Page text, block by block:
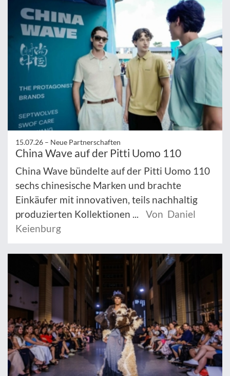
15.07.26 – Neue Partnerschaften
China Wave auf der Pitti Uomo 110
China Wave bündelte auf der Pitti Uomo 110
sechs chinesische Marken und brachte
Einkäufer mit innovativen, teils nachhaltig
produzierten Kollektionen ...
Von Daniel
Keienburg